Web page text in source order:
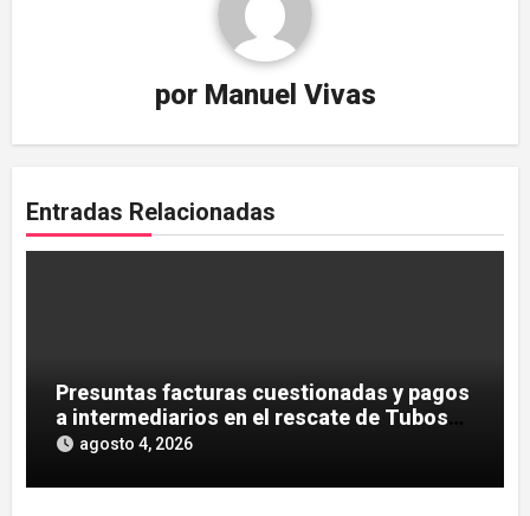
por Manuel Vivas
Entradas Relacionadas
Presuntas facturas cuestionadas y pagos
a intermediarios en el rescate de Tubos
Reunidos
agosto 4, 2026